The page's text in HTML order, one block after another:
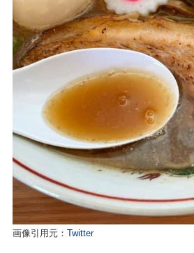
画像引用元： Twitter